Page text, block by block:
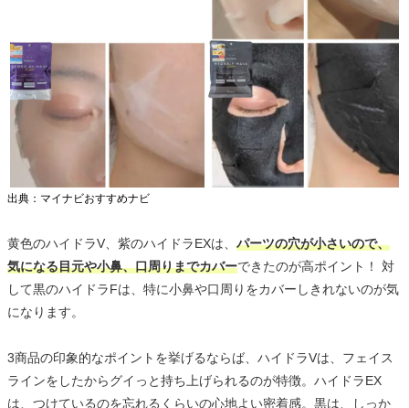
出典：マイナビおすすめナビ
黄色のハイドラV、紫のハイドラEXは、 パーツの穴が小さいので、
気になる目元や小鼻、口周りまでカバーできたのが高ポイント！ 対
して黒のハイドラFは、特に小鼻や口周りをカバーしきれないのが気
になります。
3商品の印象的なポイントを挙げるならば、ハイドラVは、フェイス
ラインをしたからグイっと持ち上げられるのが特徴。ハイドラEX
は、つけているのを忘れるくらいの心地よい密着感。黒は、しっか